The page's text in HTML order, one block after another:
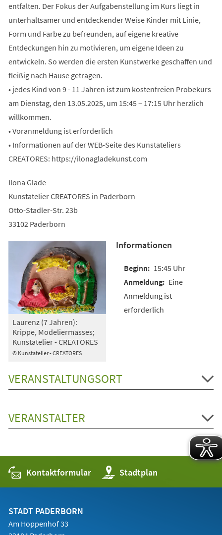
entfalten. Der Fokus der Aufgabenstellung im Kurs liegt in
unterhaltsamer und entdeckender Weise Kinder mit Linie,
Form und Farbe zu befreunden, auf eigene kreative
Entdeckungen hin zu motivieren, um eigene Ideen zu
entwickeln. So werden die ersten Kunstwerke geschaffen und
fleißig nach Hause getragen.
• jedes Kind von 9 - 11 Jahren ist zum kostenfreien Probekurs
am Dienstag, den 13.05.2025, um 15:45 – 17:15 Uhr herzlich
willkommen.
• Voranmeldung ist erforderlich
• Informationen auf der WEB-Seite des Kunstateliers
CREATORES: https://ilonagladekunst.com
Ilona Glade
Kunstatelier CREATORES in Paderborn
Otto-Stadler-Str. 23b
33102 Paderborn
© Kunstatelier - CREATORES
Laurenz (7 Jahren):
Krippe, Modeliermasses;
Kunstatelier - CREATORES
Informationen
15:45 Uhr
Eine
Anmeldung ist
erforderlich
VERANSTALTUNGSORT
VERANSTALTER
Kontaktformular Stadtplan
(Öffnet
in
einem
STADT PADERBORN
Am Hoppenhof 33